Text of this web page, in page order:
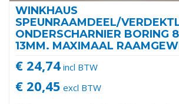
WINKHAUS
SPEUNRAAMDEEL/
ONDERSCHARNIER BORING
13MM. MAXIMAAL
€ 24,74 incl BTW
€ 20,45 excl BTW